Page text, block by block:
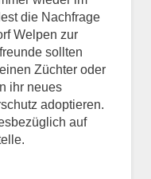
über das
die Nachfrage
Welpen zur
sollten
Züchter oder
ihr neues
adoptieren.
auf